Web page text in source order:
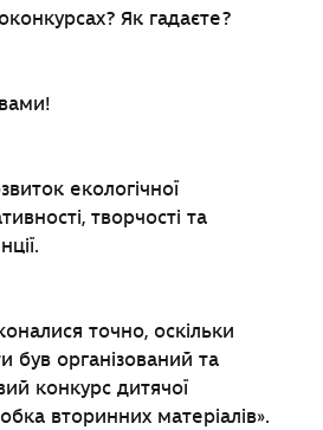
Як гадаєте?
екологічної
творчості та
точно, оскільки
був організований та
конкурс дитячої
вторинних матеріалів».